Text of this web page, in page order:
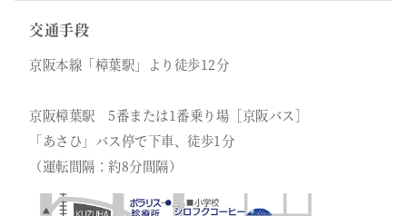
交通手段
京阪本線「樟葉駅」より徒歩12分
京阪樟葉駅 5番または1番乗り場［京阪バス］
「あさひ」バス停で下車、徒歩1分
（運転間隔：約8分間隔）